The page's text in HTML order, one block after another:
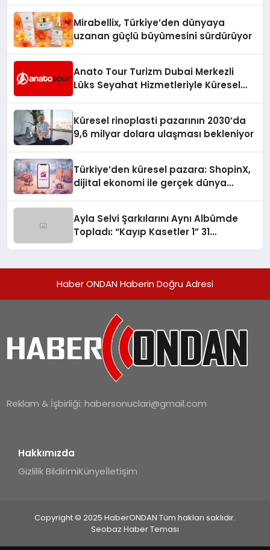
Mirabellix, Türkiye’den dünyaya
uzanan güçlü büyümesini sürdürüyor
Anato Tour Turizm Dubai Merkezli
Lüks Seyahat Hizmetleriyle Küresel
Küresel rinoplasti pazarının 2030’da
9,6 milyar dolara ulaşması bekleniyor
Türkiye’den küresel pazara: ShopinX,
dijital ekonomi ile gerçek dünya
Ayla Selvi Şarkılarını Aynı Albümde
Topladı: “Kayıp Kasetler 1” 31
Haber ONDAN Haberin Doğru Adresi
Reklam & İşbirliği:habersonuclari@gmail.com
Hakkımızda
Gizlilik BildirimiKünyeİletişim
Copyright © 2025 HaberONDAN Tüm hakları saklıdır.
Seobaz Haber Teması